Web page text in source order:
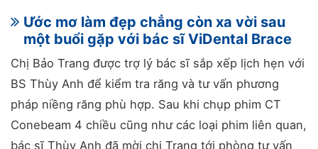
Ước mơ làm đẹp chẳng còn xa vời sau
một buổi gặp với bác sĩ ViDental Brace
Chị Bảo Trang được trợ lý bác sĩ sắp xếp lịch hẹn với
BS Thùy Anh để kiểm tra răng và tư vấn phương
pháp niềng răng phù hợp. Sau khi chụp phim CT
Conebeam 4 chiều cũng như các loại phim liên quan,
bác sĩ Thùy Anh đã mời chị Trang tới phòng tư vấn